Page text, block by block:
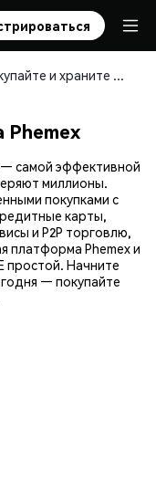
Покупайте и храните SIZE (SIZE) безопасно
Phemex
— самой эффективной
миллионы.
покупками с
карты,
и P2P торговлю,
платформа Phemex и
простой. Начните
— покупайте